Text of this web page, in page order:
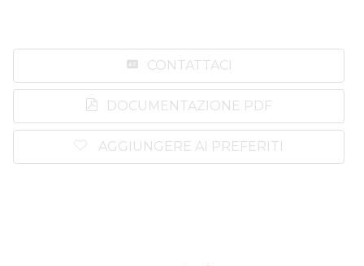
CONTATTACI
DOCUMENTAZIONE PDF
AGGIUNGERE AI PREFERITI